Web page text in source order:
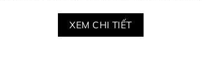
XEM CHI TIẾT